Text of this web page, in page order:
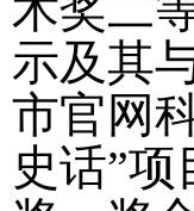
示及其
市官网
史话”项